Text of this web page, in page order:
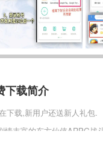
下载简介
下载,新用户还送新人礼包.
情丰富的东方仙侠ARPG
己的另一半，和他一起建